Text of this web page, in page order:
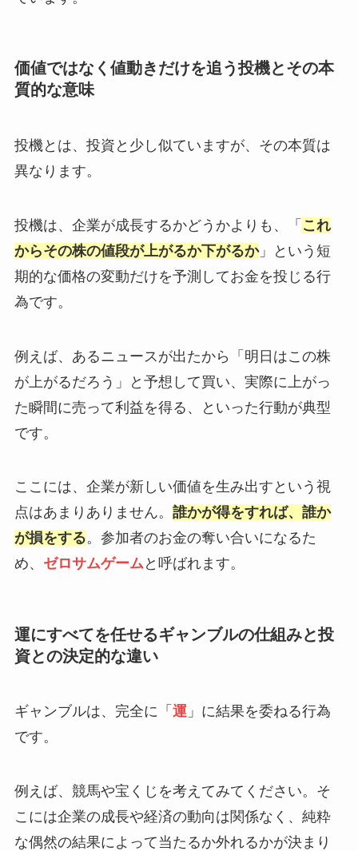
価値ではなく値動きだけを追う投機とその本
質的な意味
投機とは、投資と少し似ていますが、その本質は
異なります。
投機は、企業が成長するかどうかよりも、「 これ
からその株の値段が上がるか下がるか」という短
期的な価格の変動だけを予測してお金を投じる行
為です。
例えば、あるニュースが出たから「明日はこの株
が上がるだろう」と予想して買い、実際に上がっ
た瞬間に売って利益を得る、といった行動が典型
です。
ここには、企業が新しい価値を生み出すという視
点はあまりありません。 誰かが得をすれば、誰か
が損をする。参加者のお金の奪い合いになるた
め、 ゼロサムゲームと呼ばれます。
運にすべてを任せるギャンブルの仕組みと投
資との決定的な違い
ギャンブルは、完全に「 運 」に結果を委ねる行為
です。
例えば、競馬や宝くじを考えてみてください。そ
こには企業の成長や経済の動向は関係なく、純粋
な偶然の結果によって当たるか外れるかが決まり